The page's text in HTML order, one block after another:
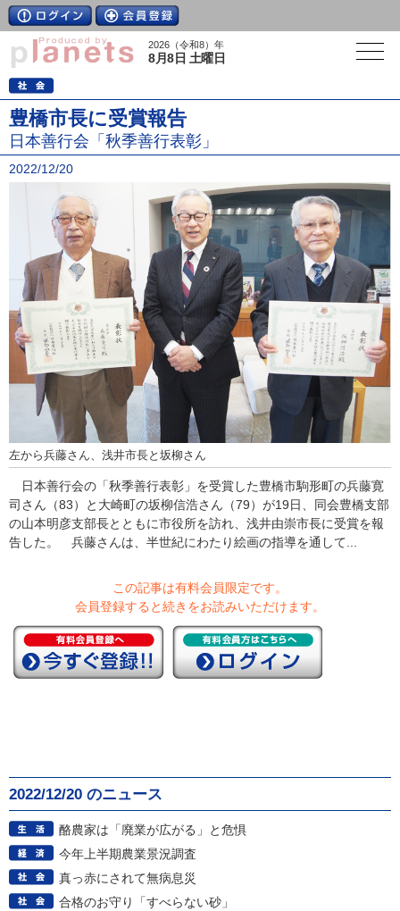
2026（令和8）年
8月8日 土曜日
豊橋市長に受賞報告
日本善行会「秋季善行表彰」
2022/12/20
左から兵藤さん、浅井市長と坂柳さん
日本善行会の「秋季善行表彰」を受賞した豊橋市駒形町の兵藤寛
司さん（83）と大崎町の坂柳信浩さん（79）が19日、同会豊橋支部
の山本明彦支部長とともに市役所を訪れ、浅井由崇市長に受賞を報
告した。 兵藤さんは、半世紀にわたり絵画の指導を通して...
この記事は有料会員限定です。
会員登録すると続きをお読みいただけます。
2022/12/20 のニュース
酪農家は「廃業が広がる」と危惧
今年上半期農業景況調査
真っ赤にされて無病息災
合格のお守り「すべらない砂」